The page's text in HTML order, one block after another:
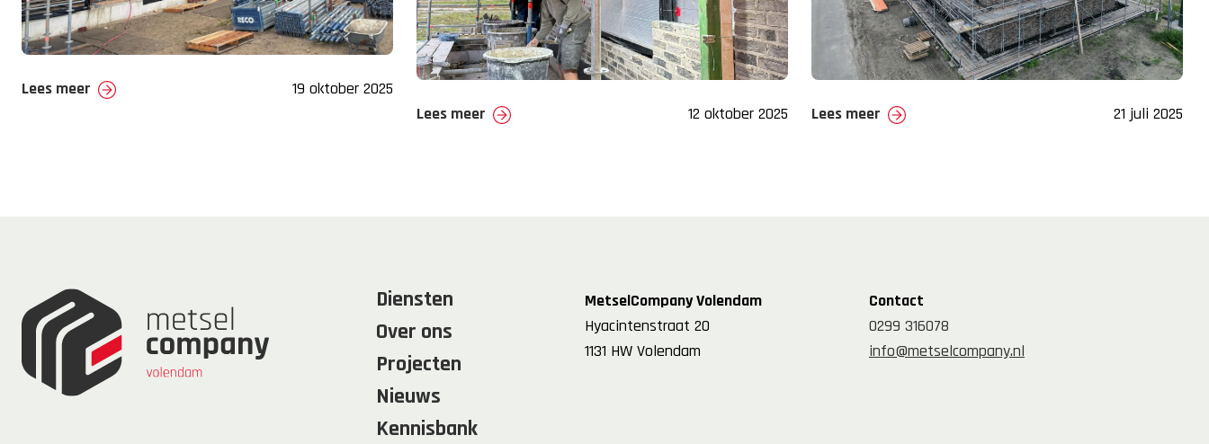
Lees meer 19 oktober 2025
Lees meer 12 oktober 2025 Lees meer 21 juli 2025
Diensten
Over ons
Projecten
Nieuws
Kennisbank
MetselCompany Volendam
Hyacintenstraat 20
1131 HW Volendam
Contact
0299 316078
info@metselcompany.nl